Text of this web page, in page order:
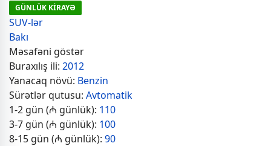
GÜNLÜK KİRAYƏ
SUV-lər
Bakı
Məsafəni göstər
Buraxılış ili: 2012
Yanacaq növü: Benzin
Sürətlər qutusu: Avtomatik
1-2 gün (₼ günlük): 110
3-7 gün (₼ günlük): 100
8-15 gün (₼ günlük): 90